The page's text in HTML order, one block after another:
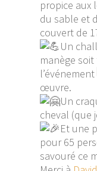
propice aux
du sable et
couvert de
Un
manège
l’événement
œuvre.
Un
cheval (que
Et une
pour 65
savouré ce